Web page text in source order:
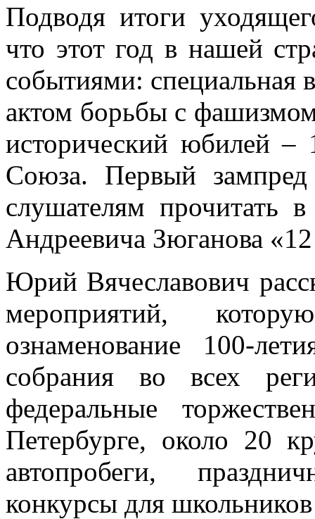
Подводя итоги
что этот год в нашей
событиями: специальная
актом борьбы с
исторический юбилей –
Союза. Первый
слушателям прочитать
Андреевича Зюганова
Юрий Вячеславович
мероприятий,
ознаменование 100-
собрания во всех
федеральные
Петербурге, около 20
автопробеги,
конкурсы для